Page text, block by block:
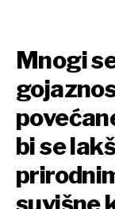
Mnogi
bi se